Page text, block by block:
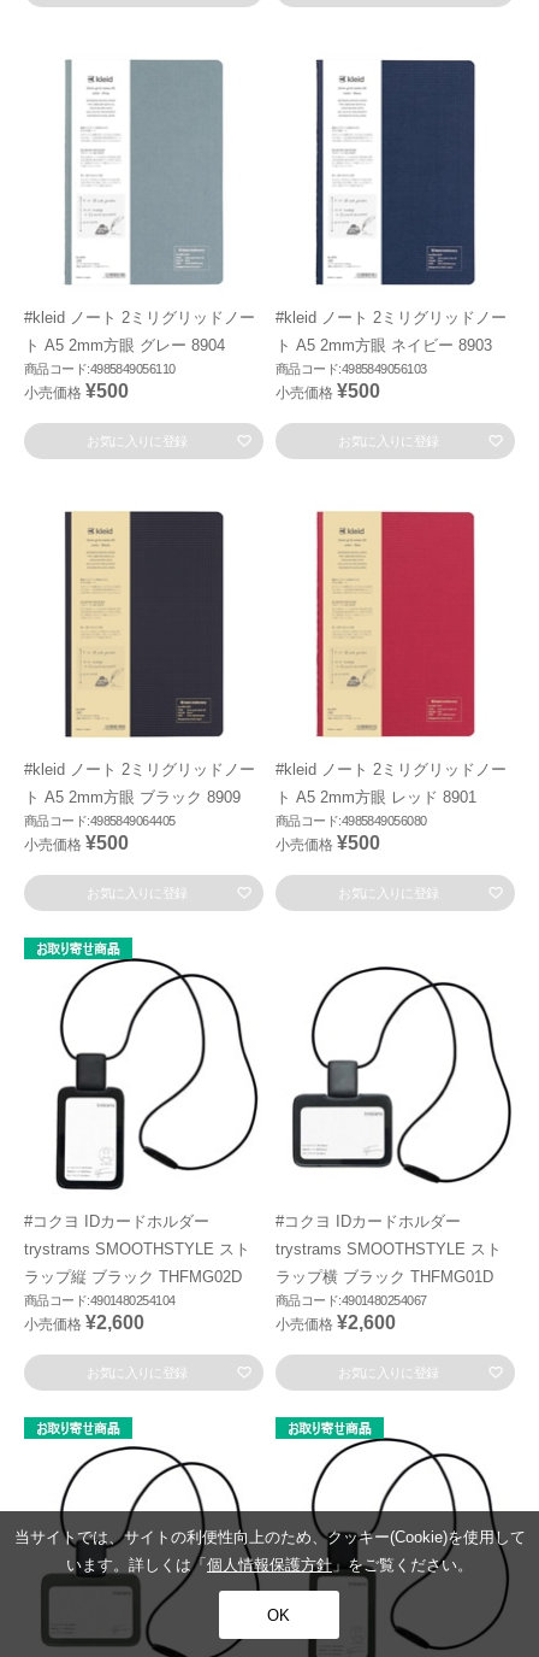
#kleid ノート 2ミリグリッドノー
ト A5 2mm方眼 グレー 8904
商品コード:4985849056110
小売価格 ¥500
お気に入りに登録
#kleid ノート 2ミリグリッドノー
ト A5 2mm方眼 ネイビー 8903
商品コード:4985849056103
小売価格 ¥500
お気に入りに登録
#kleid ノート 2ミリグリッドノー
ト A5 2mm方眼 ブラック 8909
商品コード:4985849064405
小売価格 ¥500
お気に入りに登録
#kleid ノート 2ミリグリッドノー
ト A5 2mm方眼 レッド 8901
商品コード:4985849056080
小売価格 ¥500
お気に入りに登録
#コクヨ IDカードホルダー
trystrams SMOOTHSTYLE スト
ラップ縦 ブラック THFMG02D
商品コード:4901480254104
小売価格 ¥2,600
お気に入りに登録
#コクヨ IDカードホルダー
trystrams SMOOTHSTYLE スト
ラップ横 ブラック THFMG01D
商品コード:4901480254067
小売価格 ¥2,600
お気に入りに登録
当サイトでは、サイトの利便性向上のため、クッキー(Cookie)を使用して
います。詳しくは「 個人情報保護方針 」をご覧ください。
OK